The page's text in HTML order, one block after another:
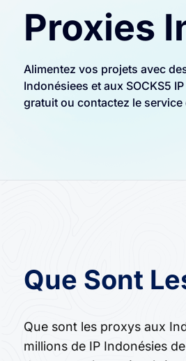
Proxies
Alimentez vos projets avec
Indonésiees et aux SOCKS5
gratuit ou contactez le
Que Sont
Que sont les proxys aux
millions de IP Indonésies